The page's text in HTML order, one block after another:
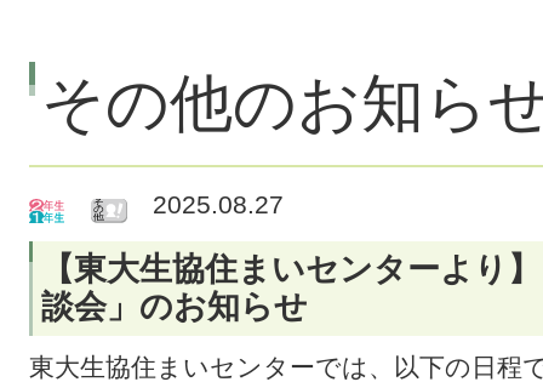
その他のお知ら
2025.08.27
【東大生協住まいセンターより
談会」のお知らせ
東大生協住まいセンターでは、以下の日程